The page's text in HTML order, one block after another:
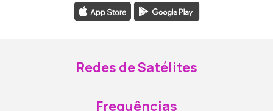
Redes de Satélites
Frequências